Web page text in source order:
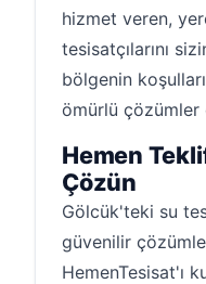
hizmet veren,
tesisatçılarını
bölgenin
ömürlü çözümler
Hemen Teklif
Çözün
Gölcük'teki su
güvenilir
HemenTesisat'ı